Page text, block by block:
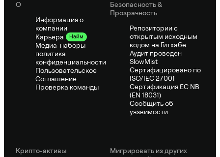
О
Информация о
компании
Карьера
Найм
Медиа-наборы
политика
конфиденциальности
Пользовательское
Соглашение
Проверка команды
Безопасность &
Прозрачность
Репозитории с
открытым исходным
кодом на Гитхабе
Аудит проведен
SlowMist
Сертифицировано по
ISO/IEC 27001
Сертификация ЕС NB
(EN 18031)
Сообщить об
уязвимости
Крипто-активы
Мигрировать из других